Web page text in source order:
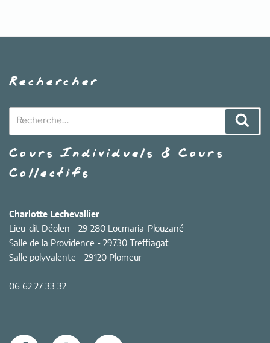
Rechercher
Cours Individuels & Cours
Collectifs
Charlotte Lechevallier
Lieu-dit Déolen - 29 280 Locmaria-Plouzané
Salle de la Providence - 29730 Treffiagat
Salle polyvalente - 29120 Plomeur
06 62 27 33 32